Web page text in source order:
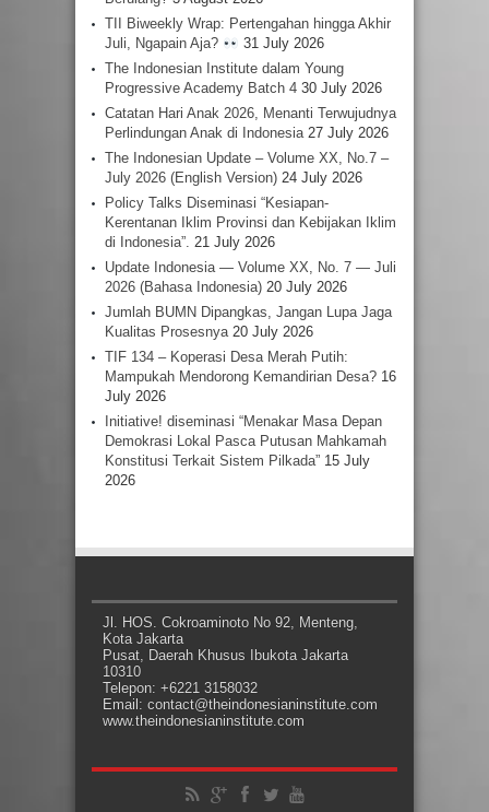
TII Biweekly Wrap: Pertengahan hingga Akhir
Juli, Ngapain Aja?
31 July 2026
The Indonesian Institute dalam Young
Progressive Academy Batch 4 30 July 2026
Catatan Hari Anak 2026, Menanti Terwujudnya
Perlindungan Anak di Indonesia 27 July 2026
The Indonesian Update – Volume XX, No.7 –
July 2026 (English Version) 24 July 2026
Policy Talks Diseminasi “Kesiapan-
Kerentanan Iklim Provinsi dan Kebijakan Iklim
di Indonesia”. 21 July 2026
Update Indonesia — Volume XX, No. 7 — Juli
2026 (Bahasa Indonesia) 20 July 2026
Jumlah BUMN Dipangkas, Jangan Lupa Jaga
Kualitas Prosesnya 20 July 2026
TIF 134 – Koperasi Desa Merah Putih:
Mampukah Mendorong Kemandirian Desa? 16
July 2026
Initiative! diseminasi “Menakar Masa Depan
Demokrasi Lokal Pasca Putusan Mahkamah
Konstitusi Terkait Sistem Pilkada” 15 July
2026
Jl. HOS. Cokroaminoto No 92, Menteng,
Kota Jakarta
Pusat, Daerah Khusus Ibukota Jakarta
10310
Telepon: +6221 3158032
Email: contact@theindonesianinstitute.com
www.theindonesianinstitute.com